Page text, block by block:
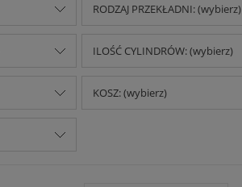
RODZAJ PRZEKŁADNI: (wybierz)
ILOŚĆ CYLINDRÓW: (wybierz)
KOSZ: (wybierz)